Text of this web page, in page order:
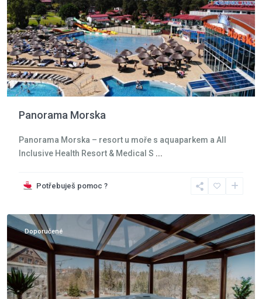
Panorama Morska
Panorama Morska – resort u moře s aquaparkem a All
Inclusive Health Resort & Medical S ...
Potřebuješ pomoc ?
Krkonoše,
Doporučené